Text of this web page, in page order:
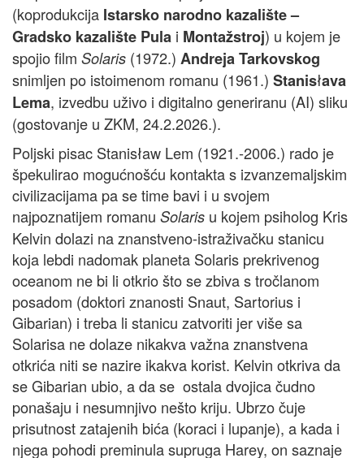
(koprodukcija Istarsko narodno kazalište –
Gradsko kazalište Pula i Montažstroj) u kojem je
spojio film Solaris (1972.) Andreja Tarkovskog
snimljen po istoimenom romanu (1961.) Stanisłava
Lema, izvedbu uživo i digitalno generiranu (AI) sliku
(gostovanje u ZKM, 24.2.2026.).
Poljski pisac Stanisław Lem (1921.-2006.) rado je
špekulirao mogućnošću kontakta s izvanzemaljskim
civilizacijama pa se time bavi i u svojem
najpoznatijem romanu Solaris u kojem psiholog Kris
Kelvin dolazi na znanstveno-istraživačku stanicu
koja lebdi nadomak planeta Solaris prekrivenog
oceanom ne bi li otkrio što se zbiva s tročlanom
posadom (doktori znanosti Snaut, Sartorius i
Gibarian) i treba li stanicu zatvoriti jer više sa
Solarisa ne dolaze nikakva važna znanstvena
otkrića niti se nazire ikakva korist. Kelvin otkriva da
se Gibarian ubio, a da se ostala dvojica čudno
ponašaju i nesumnjivo nešto kriju. Ubrzo čuje
prisutnost zatajenih bića (koraci i lupanje), a kada i
njega pohodi preminula supruga Harey, on saznaje